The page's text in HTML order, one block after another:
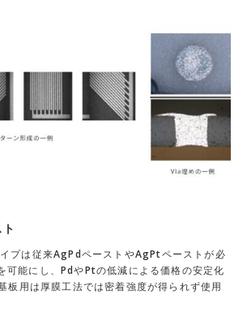
プは従来AgPdペーストやAgPtペーストが必
可能にし、PdやPtの低減による価格の安定化
板用は厚膜工法では密着強度が得られず使用